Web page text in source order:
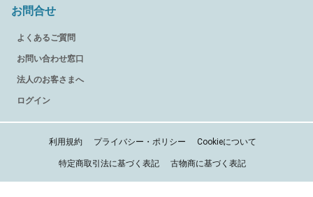
お問合せ
よくあるご質問
お問い合わせ窓口
法人のお客さまへ
ログイン
利用規約 プライバシー・ポリシー Cookieについて
特定商取引法に基づく表記 古物商に基づく表記